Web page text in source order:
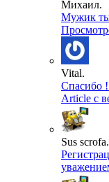
Михаил.
Мужик ты
Vital.
Спасибо !
Article с
Sus scrofa.